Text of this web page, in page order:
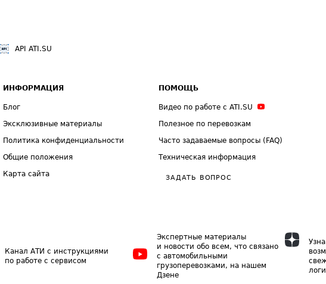
API ATI.SU
ИНФОРМАЦИЯ
Блог
Эксклюзивные материалы
Политика конфиденциальности
Общие положения
Карта сайта
ПОМОЩЬ
Видео по работе с ATI.SU
Полезное по перевозкам
Часто задаваемые вопросы (FAQ)
Техническая информация
ЗАДАТЬ ВОПРОС
Канал АТИ с инструкциями
по работе с сервисом
Экспертные материалы
и новости обо всем, что связано
с автомобильными
грузоперевозками, на нашем
Дзене